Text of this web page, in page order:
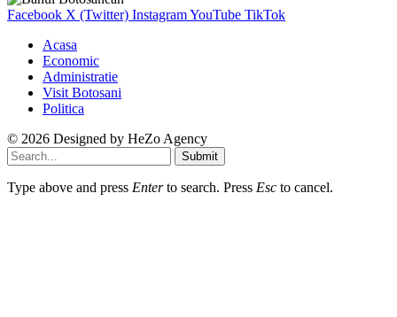
Facebook X (Twitter) InstagramYouTube TikTok
Acasa
Economic
Administratie
Visit Botosani
Politica
© 2026 Designed by HeZo Agency
Submit
Type above and press Enterto search. Press Esc to cancel.